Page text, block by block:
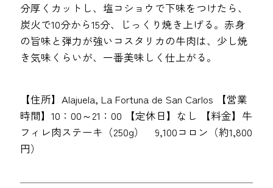
分厚くカットし、塩コショウで下味をつけたら、
炭火で10分から15分、じっくり焼き上げる。赤身
の旨味と弾力が強いコスタリカの牛肉は、少し焼
き気味くらいが、一番美味しく仕上がる。
【住所】Alajuela, La Fortuna de San Carlos 【営業
時間】10：00～21：00 【定休日】なし 【料金】牛
フィレ肉ステーキ（250g） 9,100コロン（約1,800
円）